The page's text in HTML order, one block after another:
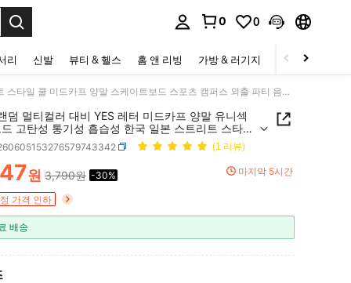
0 0
리 신발 뷰티 & 헬스 홈 앤 리빙 가방 & 러기지 스포츠 & 아웃
2켤레 랜덤 멀티컬러 대비 YES 레터 미드카프 양말 유니섹스 리브드 고탄성 통기성 흡습성 한국 일본 스트리트 스타일 쿨 미드카프 양말 스케이트보드 스포츠 캠퍼스 외출 파티 음악 페스티벌 의상에 적합
덤 멀티컬러 대비 YES 레터 미드카프 양말 유니섹
고탄성 통기성 흡습성 한국 일본 스트리트 스타일
프 양말 스케이트보드 스포츠 캠퍼스 외출 파티 음
벌 의상에 적합
(1 리뷰)
AND AVAILABILITY
원 3,790원 -30% 마지막 5시간
가격 인하
배송